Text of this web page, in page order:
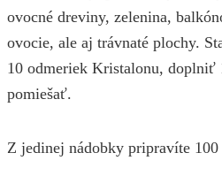
ovocné dreviny, zelenina,
ovocie, ale aj trávnaté plochy.
10 odmeriek Kristalonu, doplniť
pomiešať.
Z jedinej nádobky pripravíte